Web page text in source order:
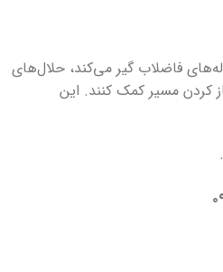
فاضلاب گیر می‌کند، حلال‌های
کردن مسیر کمک کنند. این